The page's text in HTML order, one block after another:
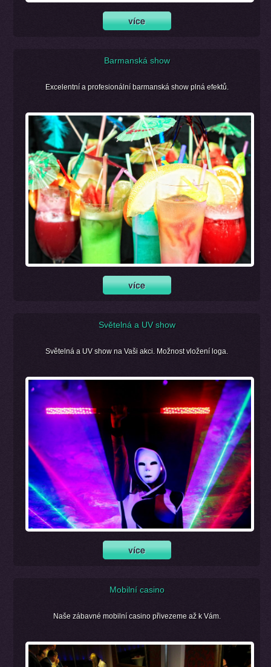
Barmanská show
Excelentní a profesionální barmanská show plná efektů.
Světelná a UV show
Světelná a UV show na Vaši akci. Možnost vložení loga.
Mobilní casino
Naše zábavné mobilní casino přivezeme až k Vám.